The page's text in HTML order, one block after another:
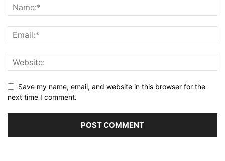
Save my name, email, and website in this browser for the
next time I comment.